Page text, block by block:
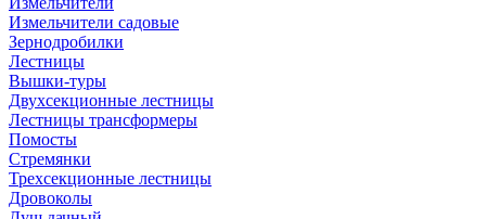
Измельчители садовые
Зернодробилки
Лестницы
Вышки-туры
Двухсекционные лестницы
Лестницы трансформеры
Помосты
Стремянки
Трехсекционные лестницы
Дровоколы